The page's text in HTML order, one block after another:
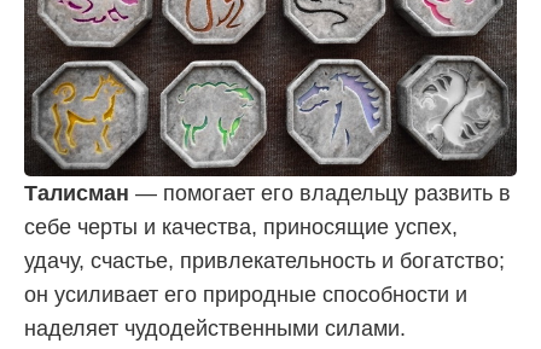
Талисман — помогает его владельцу развить в
себе черты и качества, приносящие успех,
удачу, счастье, привлекательность и богатство;
он усиливает его природные способности и
наделяет чудодейственными силами.